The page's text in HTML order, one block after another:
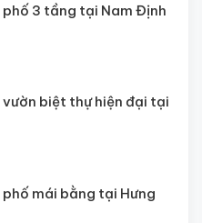
phố 3 tầng tại Nam Định
vườn biệt thự hiện đại tại
mái bằng tại Hưng